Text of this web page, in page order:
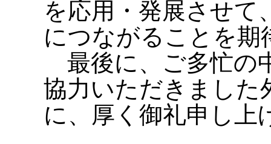
を応用・発展させて
につながることを期
最後に、ご多忙の
協力いただきました
に、厚く御礼申し上